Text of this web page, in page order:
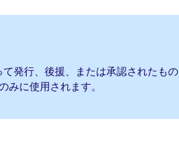
発行、後援、または承認されたも
みに使用されます。